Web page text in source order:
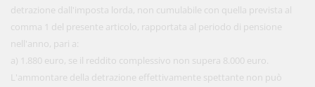
detrazione dall'imposta lorda, non cumulabile con quella prevista al
comma 1 del presente articolo, rapportata al periodo di pensione
nell'anno, pari a:
a) 1.880 euro, se il reddito complessivo non supera 8.000 euro.
L'ammontare della detrazione effettivamente spettante non può